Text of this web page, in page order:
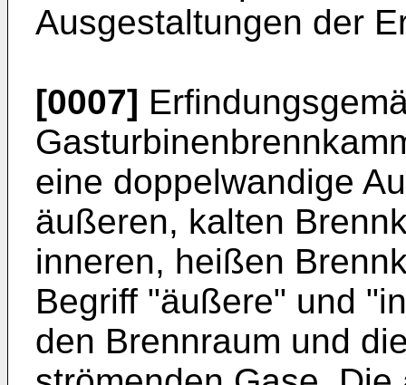
Ausgestaltungen der
[0007]
eine doppelwandige
äußeren, kalten
inneren, heißen
Begriff "äußere" und
den Brennraum und